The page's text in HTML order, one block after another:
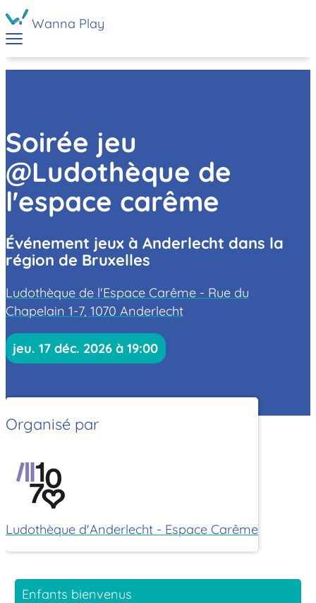
Wanna Play
Soirée jeu
@Ludothèque de
l'espace carême
Événement jeux à Anderlecht dans la
région de Bruxelles
Ludothèque de l'Espace Carême - Rue du
Chapelain 1-7, 1070 Anderlecht
jeu. 17 déc. 2026 à 19:00
Organisé par
Ludothèque d'Anderlecht - Espace Carême
Enfants bienvenus